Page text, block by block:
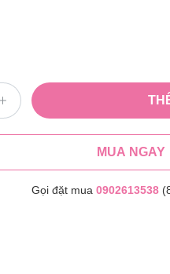
MUA NGAY
Gọi đặt mua 0902613538